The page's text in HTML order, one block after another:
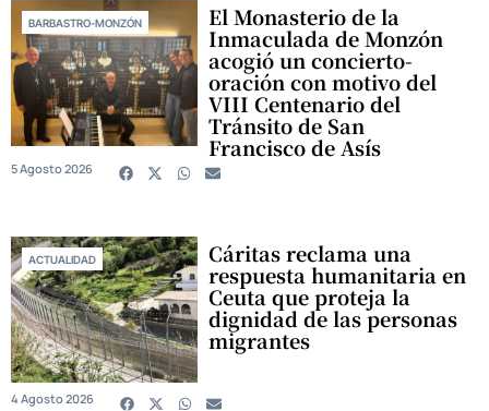
BARBASTRO-MONZÓN El Monasterio de la
Inmaculada de Monzón
acogió un concierto-
oración con motivo del
VIII Centenario del
Tránsito de San
Francisco de Asís
5 Agosto 2026
ACTUALIDAD Cáritas reclama una
respuesta humanitaria en
Ceuta que proteja la
dignidad de las personas
migrantes
4 Agosto 2026